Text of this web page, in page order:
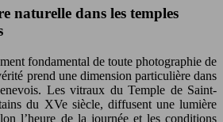
naturelle dans les temples
fondamental de toute photographie de
prend une dimension particulière dans
Les vitraux du Temple de Saint-
du XVe siècle, diffusent une lumière
l’heure de la journée et les conditions